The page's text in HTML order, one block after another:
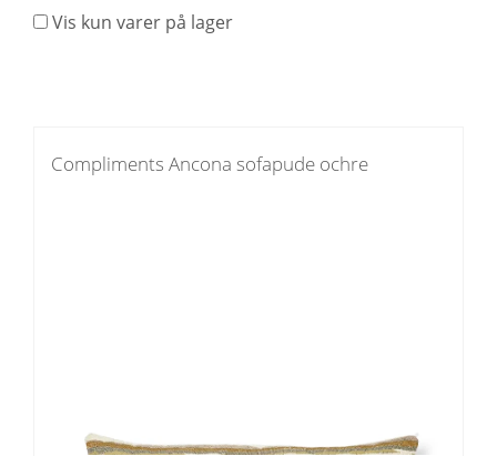
Vis kun varer på lager
Compliments Ancona sofapude ochre